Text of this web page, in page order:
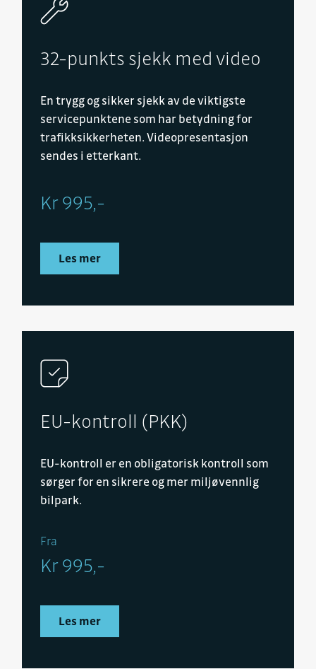
32-punkts sjekk med video
En trygg og sikker sjekk av de viktigste
servicepunktene som har betydning for
trafikksikkerheten. Videopresentasjon
sendes i etterkant.
Kr 995,-
Les mer
EU-kontroll (PKK)
EU-kontroll er en obligatorisk kontroll som
sørger for en sikrere og mer miljøvennlig
bilpark.
Fra
Kr 995,-
Les mer